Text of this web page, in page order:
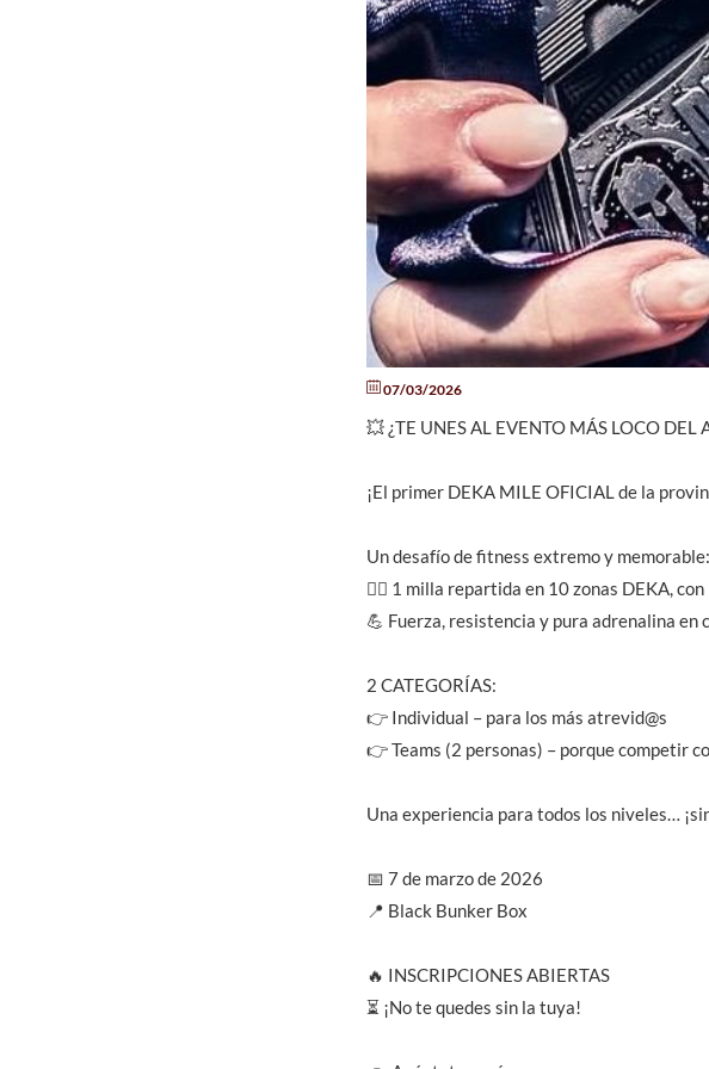
07/03/2026
💥 ¿TE UNES AL EVENTO MÁS LOCO DEL
¡El primer DEKA MILE OFICIAL de la
Un desafío de fitness extremo y memorable:
🏃‍♂️ 1 milla repartida en 10 zonas DEKA,
💪 Fuerza, resistencia y pura adrenalina en
2 CATEGORÍAS:
👉 Individual – para los más atrevid@s
👉 Teams (2 personas) – porque competir
Una experiencia para todos los niveles…
📅 7 de marzo de 2026
📍 Black Bunker Box
🔥 INSCRIPCIONES ABIERTAS
⏳ ¡No te quedes sin la tuya!